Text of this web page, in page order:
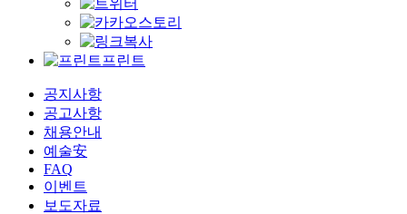
프린트
공지사항
공고사항
채용안내
예술安
FAQ
이벤트
보도자료